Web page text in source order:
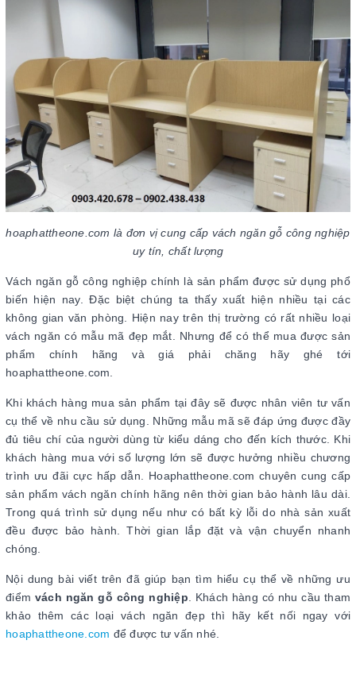
hoaphattheone.com là đơn vị cung cấp vách ngăn gỗ công nghiệp
uy tín, chất lượng
Vách ngăn gỗ công nghiệp chính là sản phẩm được sử dụng phổ
biến hiện nay. Đặc biệt chúng ta thấy xuất hiện nhiều tại các
không gian văn phòng. Hiện nay trên thị trường có rất nhiều loại
vách ngăn có mẫu mã đẹp mắt. Nhưng để có thể mua được sản
phẩm chính hãng và giá phải chăng hãy ghé tới
hoaphattheone.com.
Khi khách hàng mua sản phẩm tại đây sẽ được nhân viên tư vấn
cụ thể về nhu cầu sử dụng. Những mẫu mã sẽ đáp ứng được đầy
đủ tiêu chí của người dùng từ kiểu dáng cho đến kích thước. Khi
khách hàng mua với số lượng lớn sẽ được hưởng nhiều chương
trình ưu đãi cực hấp dẫn. Hoaphattheone.com chuyên cung cấp
sản phẩm vách ngăn chính hãng nên thời gian bảo hành lâu dài.
Trong quá trình sử dụng nếu như có bất kỳ lỗi do nhà sản xuất
đều được bảo hành. Thời gian lắp đặt và vận chuyển nhanh
chóng.
Nội dung bài viết trên đã giúp bạn tìm hiểu cụ thể về những ưu
điểm vách ngăn gỗ công nghiệp . Khách hàng có nhu cầu tham
khảo thêm các loại vách ngăn đẹp thì hãy kết nối ngay với
hoaphattheone.com để được tư vấn nhé.